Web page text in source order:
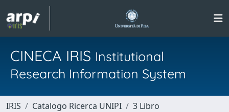
CINECA IRIS Institutional
Research Information System
IRIS Catalogo Ricerca UNIPI
3 Libro